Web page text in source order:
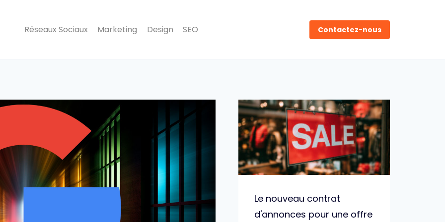
Réseaux Sociaux Marketing Design SEO Contactez-nous
Le nouveau contrat
d'annonces pour une offre